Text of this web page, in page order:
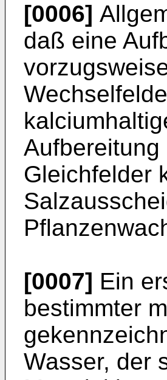
[0006]
daß eine
Gleichfelder
[0007] Ein
bestimmter
Wasser, der